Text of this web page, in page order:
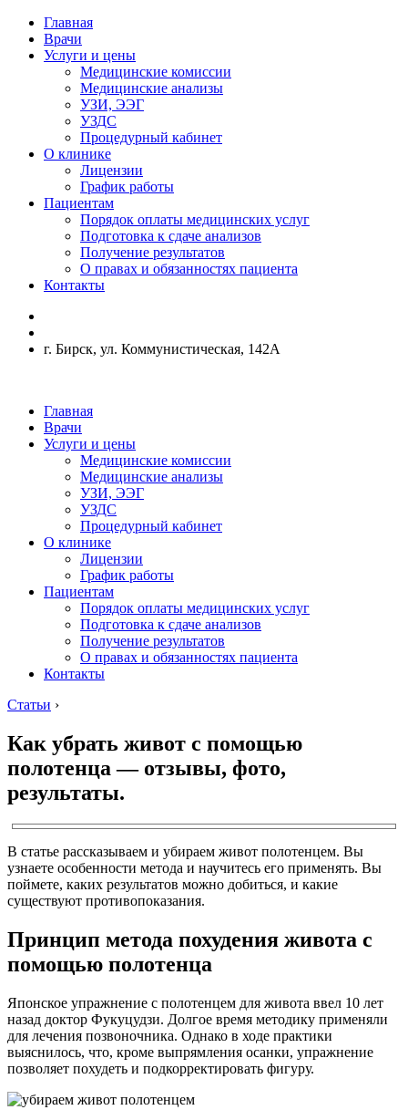
Главная
Врачи
Услуги и цены
Медицинские комиссии
Медицинские анализы
УЗИ, ЭЭГ
УЗДС
Процедурный кабинет
О клинике
Лицензии
График работы
Пациентам
Порядок оплаты медицинских услуг
Подготовка к сдаче анализов
Получение результатов
О правах и обязанностях пациента
Контакты
г. Бирск, ул. Коммунистическая, 142А
Главная
Врачи
Услуги и цены
Медицинские комиссии
Медицинские анализы
УЗИ, ЭЭГ
УЗДС
Процедурный кабинет
О клинике
Лицензии
График работы
Пациентам
Порядок оплаты медицинских услуг
Подготовка к сдаче анализов
Получение результатов
О правах и обязанностях пациента
Контакты
Статьи ›
Как убрать живот с помощью
полотенца — отзывы, фото,
результаты.
В статье рассказываем и убираем живот полотенцем. Вы
узнаете особенности метода и научитесь его применять. Вы
поймете, каких результатов можно добиться, и какие
существуют противопоказания.
Принцип метода похудения живота с
помощью полотенца
Японское упражнение с полотенцем для живота ввел 10 лет
назад доктор Фукуцудзи. Долгое время методику применяли
для лечения позвоночника. Однако в ходе практики
выяснилось, что, кроме выпрямления осанки, упражнение
позволяет похудеть и подкорректировать фигуру.